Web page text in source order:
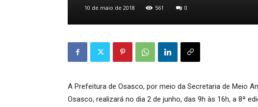
10 de maio de 2018 561 0
A Prefeitura de Osasco, por meio da Secretaria de Meio
Osasco, realizará no dia 2 de junho, das 9h às 16h, a 8ª